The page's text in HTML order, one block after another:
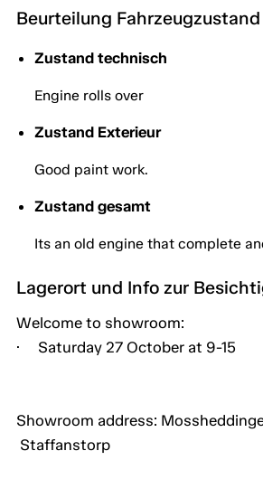
Beurteilung Fahrzeugzustand
Zustand technisch
Engine rolls over
Zustand Exterieur
Good paint work.
Zustand gesamt
Its an old engine that complete
Lagerort und Info zur
Welcome to showroom:
· Saturday 27 October at 9-15
Showroom address:
Staffanstorp